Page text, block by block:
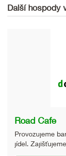
Další hospody
Road Cafe
Provozujeme
jídel.